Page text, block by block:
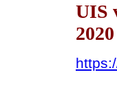
UIS
2020